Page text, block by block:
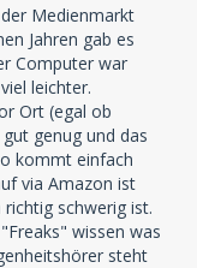
Medienmarkt
Jahren gab es
Computer war
leichter.
Ort (egal ob
genug und das
kommt einfach
via Amazon ist
schwerig ist.
wissen was
steht